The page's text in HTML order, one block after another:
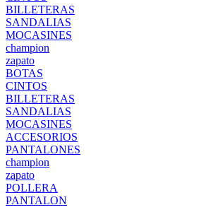
BILLETERAS
SANDALIAS
MOCASINES
champion
zapato
BOTAS
CINTOS
BILLETERAS
SANDALIAS
MOCASINES
ACCESORIOS
PANTALONES
champion
zapato
POLLERA
PANTALON